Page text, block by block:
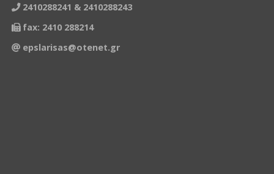
2410288241 & 2410288243
fax: 2410 288214
epslarisas@otenet.gr